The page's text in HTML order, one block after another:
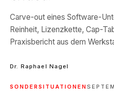
Carve-out eines Software-
Reinheit, Lizenzkette, Cap-
Praxisbericht aus dem
Dr. Raphael Nagel
SONDERSITUATIONEN